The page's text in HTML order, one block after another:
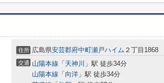
住所 広島県安芸郡府中町瀬戸ハイム ２丁目1868
交通 山陽本線 「 天神川 」駅 徒歩34分
山陽本線 「 向洋 」駅 徒歩34分